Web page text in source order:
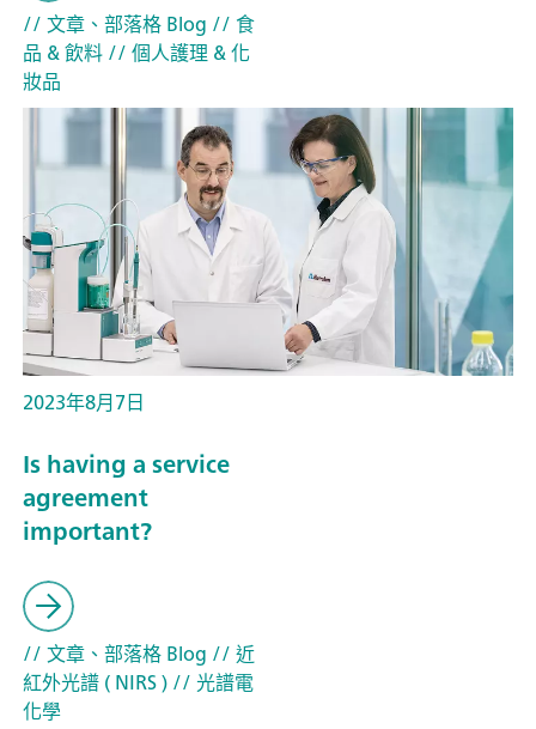
// 文章、部落格 Blog // 食
品 & 飲料// 個人護理 & 化
妝品
2023年8月7日
Is having a service
agreement
important?
// 文章、部落格 Blog // 近
紅外光譜 ( NIRS )// 光譜電
化學